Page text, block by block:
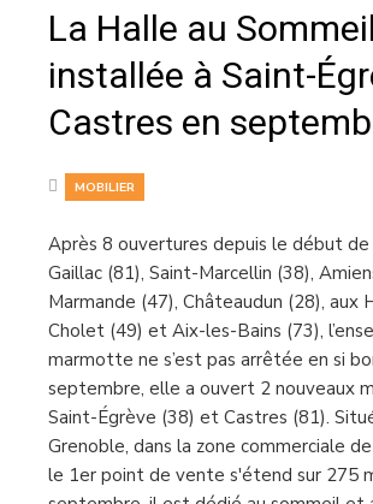
La Halle au
installée à Saint-
Castres en
MOBILIER
Après 8 ouvertures depuis le début de
Gaillac (81), Saint-Marcellin (38),
Marmande (47), Châteaudun (28), aux
Cholet (49) et Aix-les-Bains (73),
marmotte ne s’est pas arrêtée en si
septembre, elle a ouvert 2 nouveaux
Saint-Égrève (38) et Castres (81).
Grenoble, dans la zone commerciale
le 1er point de vente s'étend sur 275